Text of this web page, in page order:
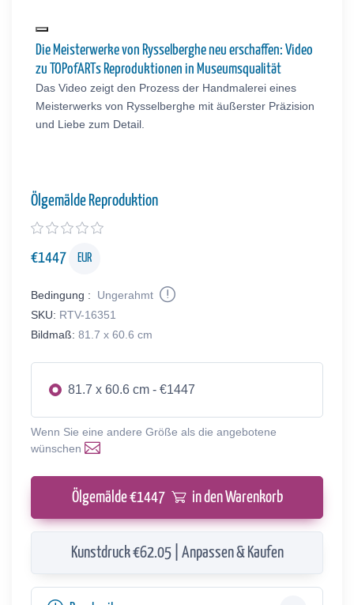
Die Meisterwerke von Rysselberghe neu erschaffen: Video
zu TOPofARTs Reproduktionen in Museumsqualität
Das Video zeigt den Prozess der Handmalerei eines
Meisterwerks von Rysselberghe mit äußerster Präzision
und Liebe zum Detail.
Ölgemälde Reproduktion
€1447 EUR
Bedingung :
Ungerahmt
SKU: RTV-16351
Bildmaß: 81.7 x 60.6 cm
81.7 x 60.6 cm - €1447
Wenn Sie eine andere Größe als die angebotene
wünschen
Ölgemälde €1447 in den Warenkorb
Kunstdruck €62.05 | Anpassen & Kaufen